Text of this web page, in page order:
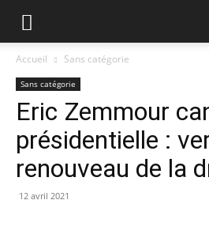
Accueil Sans catégorie
Sans catégorie
Eric Zemmour
présidentielle :
renouveau de la
12 avril 2021